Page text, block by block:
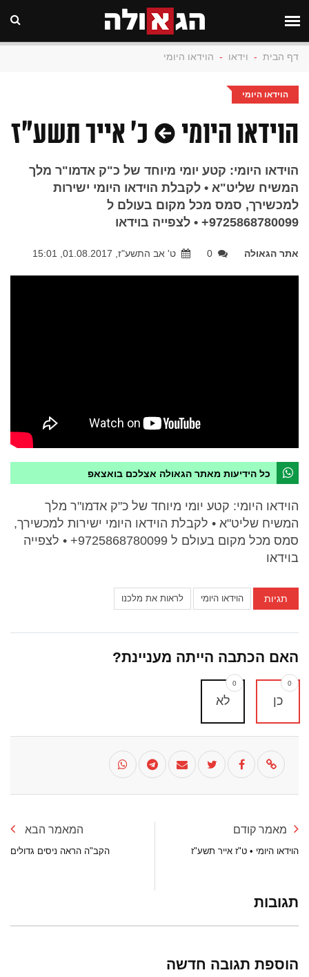
דף הבית - וידאו - הוידאו היומי
הוידאו היומי
הוידאו היומי • כ' אייר תשע"ז
הוידאו היומי: קטע יומי מיוחד של כ"ק אדמו"ר מלך
המשיח שליט"א • לקבלת הוידאו היומי ישירות
למכשירך, סמס מכל מקום בעולם ל
9725868780099+ • לצפייה בוידאו
אתר הגאולה 0 ט' אב התשע"ז, 01.08.2017, 15:01
כל הידיעות מאתר הגאולה אצלכם בואצאפ
הוידאו היומי: קטע יומי מיוחד של כ"ק אדמו"ר מלך
המשיח שליט"א • לקבלת הוידאו היומי ישירות למכשירך,
סמס מכל מקום בעולם ל 9725868780099+ • לצפייה
בוידאו
תגיות הוידאו היומי לראות את מלכנו
האם הכתבה הייתה מעניינת?
כן
0
לא
0
מאמר קודם
הוידאו היומי • ט"ז אייר תשע"ז
המאמר הבא
הקב"ה הראה ניסים גדולים
תגובות
הוספת תגובה חדשה